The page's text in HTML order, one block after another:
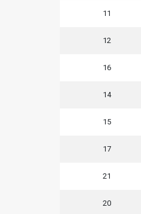
11
12
16
14
15
17
21
20